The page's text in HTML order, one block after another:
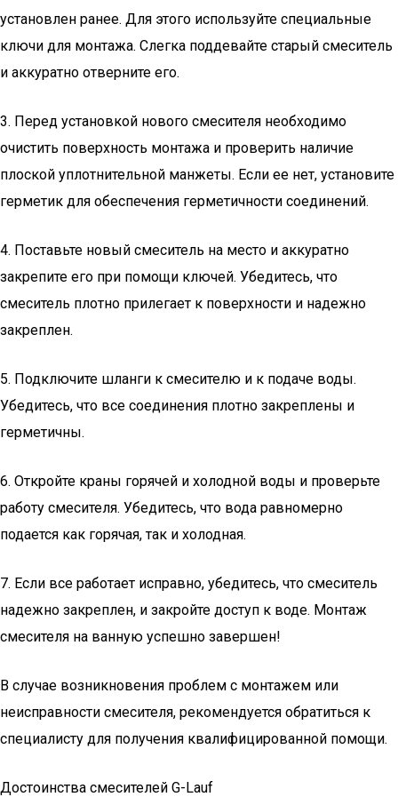
установлен ранее. Для этого используйте специальные
ключи для монтажа. Слегка поддевайте старый смеситель
и аккуратно отверните его.
3. Перед установкой нового смесителя необходимо
очистить поверхность монтажа и проверить наличие
плоской уплотнительной манжеты. Если ее нет, установите
герметик для обеспечения герметичности соединений.
4. Поставьте новый смеситель на место и аккуратно
закрепите его при помощи ключей. Убедитесь, что
смеситель плотно прилегает к поверхности и надежно
закреплен.
5. Подключите шланги к смесителю и к подаче воды.
Убедитесь, что все соединения плотно закреплены и
герметичны.
6. Откройте краны горячей и холодной воды и проверьте
работу смесителя. Убедитесь, что вода равномерно
подается как горячая, так и холодная.
7. Если все работает исправно, убедитесь, что смеситель
надежно закреплен, и закройте доступ к воде. Монтаж
смесителя на ванную успешно завершен!
В случае возникновения проблем с монтажем или
неисправности смесителя, рекомендуется обратиться к
специалисту для получения квалифицированной помощи.
Достоинства смесителей G-Lauf